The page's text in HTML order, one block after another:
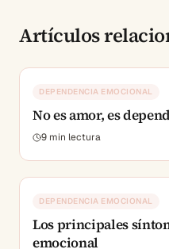
Artículos
DEPENDENCIA EMOCIONAL
No es amor, es
9 min lectura
DEPENDENCIA EMOCIONAL
Los principales
emocional